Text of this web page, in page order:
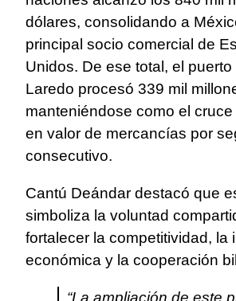
dólares, consolidando a
principal socio comercial de
Unidos. De ese total, el
Laredo procesó 339 mil
manteniéndose como el
en valor de mercancías por
consecutivo.
Cantú Deándar destacó que
simboliza la voluntad
fortalecer la competitividad, la
económica y la cooperación
“La ampliación de este